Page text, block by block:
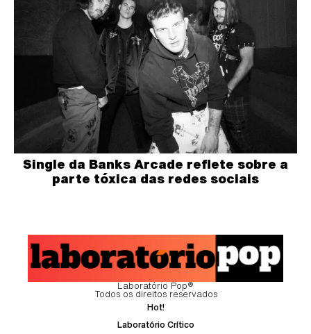
Single da Banks Arcade reflete sobre a
parte tóxica das redes sociais
Laboratório Pop®
Todos os direitos reservados
Hot!
Laboratório Crítico